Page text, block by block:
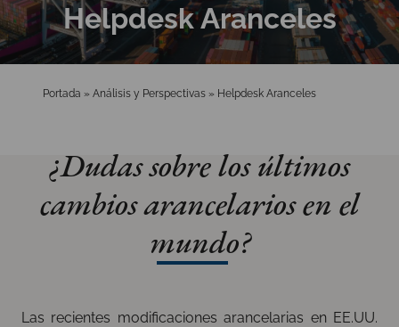
Helpdesk Aranceles
Portada » Análisis y Perspectivas » Helpdesk Aranceles
¿Dudas sobre los últimos
cambios arancelarios en el
mundo?
Las recientes modificaciones arancelarias en EE.UU.